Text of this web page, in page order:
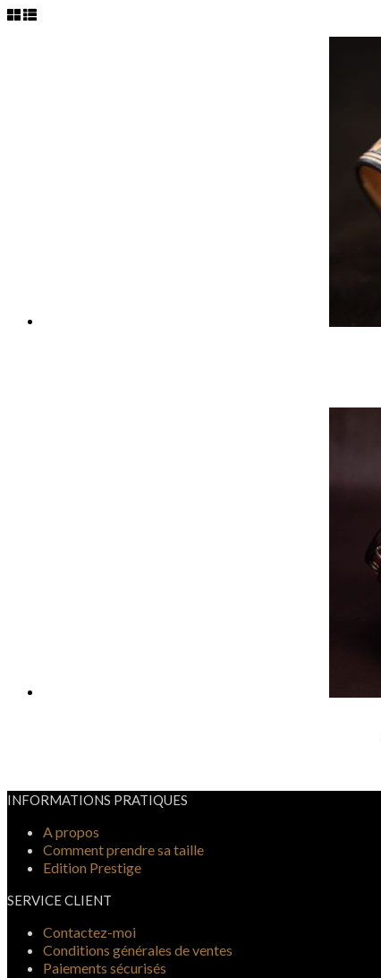
INFORMATIONS PRATIQUES
A propos
Comment prendre sa taille
Edition Prestige
SERVICE CLIENT
Contactez-moi
Conditions générales de ventes
Paiements sécurisés